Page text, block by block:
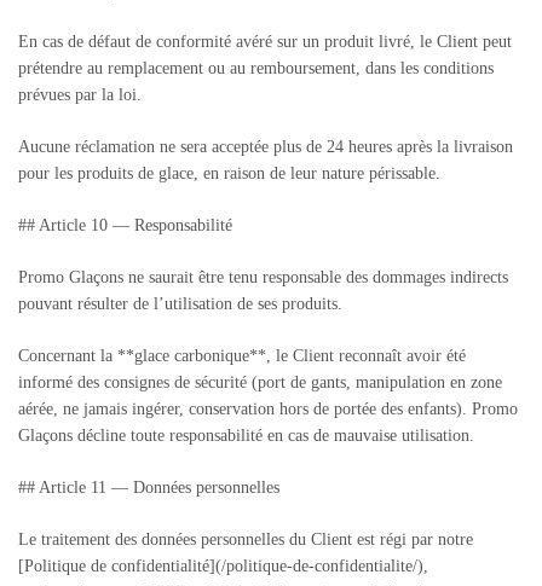
En cas de défaut de conformité avéré sur un produit livré, le Client peut
prétendre au remplacement ou au remboursement, dans les conditions
prévues par la loi.
Aucune réclamation ne sera acceptée plus de 24 heures après la livraison
pour les produits de glace, en raison de leur nature périssable.
## Article 10 — Responsabilité
Promo Glaçons ne saurait être tenu responsable des dommages indirects
pouvant résulter de l’utilisation de ses produits.
Concernant la **glace carbonique**, le Client reconnaît avoir été
informé des consignes de sécurité (port de gants, manipulation en zone
aérée, ne jamais ingérer, conservation hors de portée des enfants). Promo
Glaçons décline toute responsabilité en cas de mauvaise utilisation.
## Article 11 — Données personnelles
Le traitement des données personnelles du Client est régi par notre
[Politique de confidentialité](/politique-de-confidentialite/),